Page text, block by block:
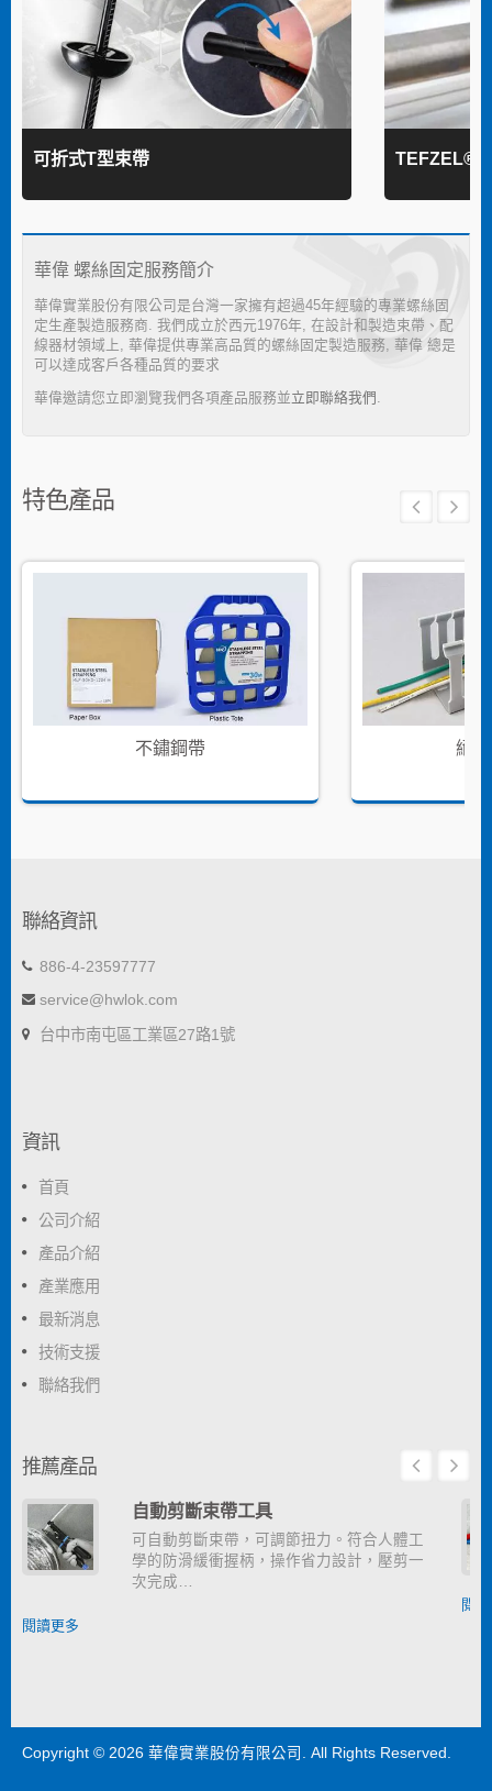
可折式T型束帶 TEFZEL®
華偉 螺絲固定服務簡介
華偉實業股份有限公司是台灣一家擁有超過45年經驗的專業螺絲固
定生產製造服務商. 我們成立於西元1976年, 在設計和製造束帶、配
線器材領域上, 華偉提供專業高品質的螺絲固定製造服務, 華偉 總是
可以達成客戶各種品質的要求
華偉邀請您立即瀏覽我們各項產品服務並立即聯絡我們
特色產品
不鏽鋼帶 絕
聯絡資訊
886-4-23597777
service@hwlok.com
台中市南屯區工業區27路1號
資訊
首頁
公司介紹
產品介紹
產業應用
最新消息
技術支援
聯絡我們
推薦產品
自動剪斷束帶工具
可自動剪斷束帶，可調節扭力。符合人體工
學的防滑緩衝握柄，操作省力設計，壓剪一
次完成…
閱讀更多
閱
Copyright © 2026 華偉實業股份有限公司 . All Rights Reserved.